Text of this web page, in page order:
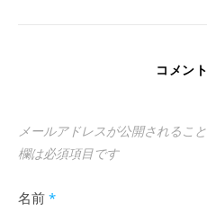
コメン
メールアドレスが公開されること
欄は必須項目です
名前 *